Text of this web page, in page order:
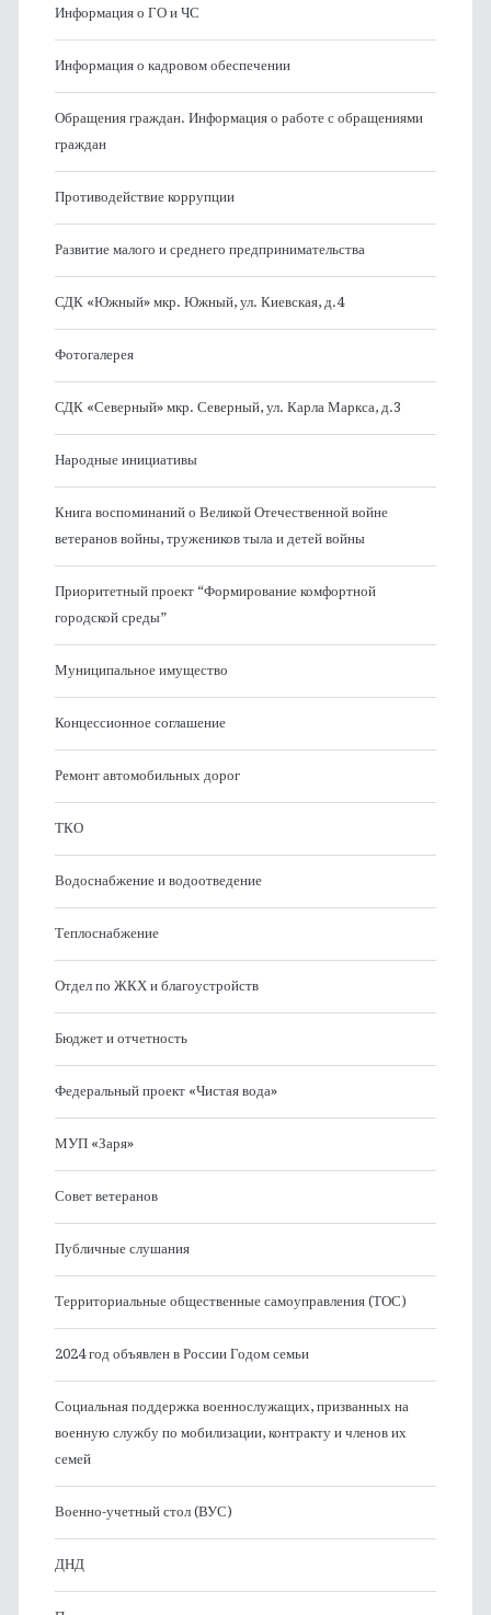
Информация о ГО и ЧС
Информация о кадровом обеспечении
Обращения граждан. Информация о работе с обращениями
граждан
Противодействие коррупции
Развитие малого и среднего предпринимательства
СДК «Южный» мкр. Южный, ул. Киевская, д.4
Фотогалерея
СДК «Северный» мкр. Северный, ул. Карла Маркса, д.3
Народные инициативы
Книга воспоминаний о Великой Отечественной войне
ветеранов войны, тружеников тыла и детей войны
Приоритетный проект “Формирование комфортной
городской среды”
Муниципальное имущество
Концессионное соглашение
Ремонт автомобильных дорог
ТКО
Водоснабжение и водоотведение
Теплоснабжение
Отдел по ЖКХ и благоустройств
Бюджет и отчетность
Федеральный проект «Чистая вода»
МУП «Заря»
Совет ветеранов
Публичные слушания
Территориальные общественные самоуправления (ТОС)
2024 год объявлен в России Годом семьи
Социальная поддержка военнослужащих, призванных на
военную службу по мобилизации, контракту и членов их
семей
Военно-учетный стол (ВУС)
ДНД